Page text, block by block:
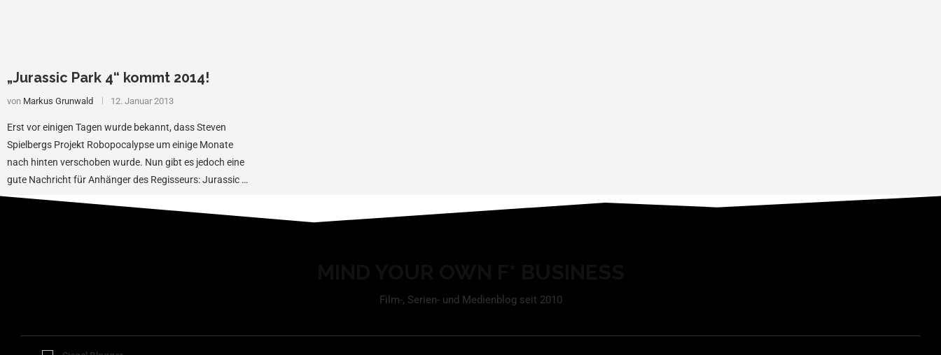
„Jurassic Park 4“ kommt 2014!
von Markus Grunwald 12. Januar 2013
Erst vor einigen Tagen wurde bekannt, dass Steven
Spielbergs Projekt Robopocalypse um einige Monate
nach hinten verschoben wurde. Nun gibt es jedoch eine
gute Nachricht für Anhänger des Regisseurs: Jurassic …
Film-, Serien- und Medienblog seit 2010